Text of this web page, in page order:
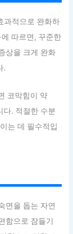
과적으로 완화하
따르면, 꾸준한
상을 크게 완화
.
코막힘이 약
다. 적절한 수분
는 데 필수적입
면을 돕는 자연
함으로 잠들기